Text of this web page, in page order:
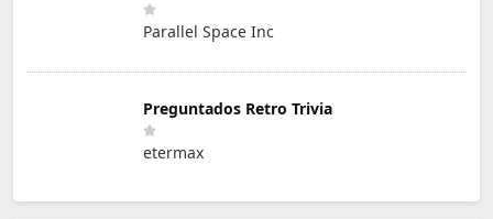
Parallel Space Inc
Preguntados Retro Trivia
etermax